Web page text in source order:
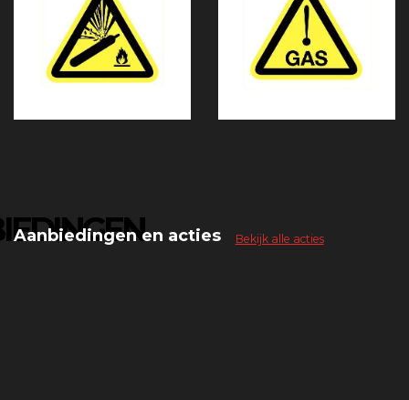
Aanbiedingen en acties Bekijk alle acties